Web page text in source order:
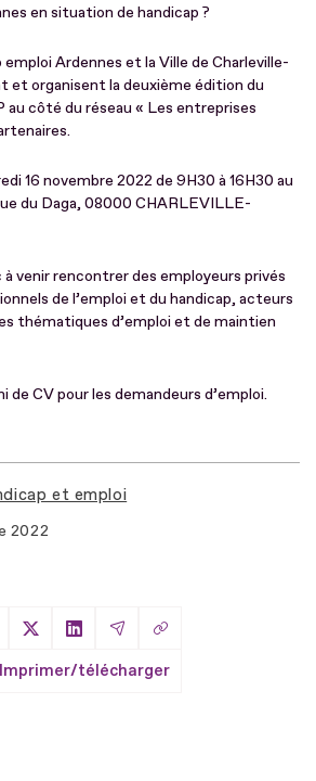
en situation de handicap ?
Ardennes et la Ville de Charleville-
et organisent la deuxième édition du
au côté du réseau « Les entreprises
16 novembre 2022 de 9H30 à 16H30 au
du Daga, 08000 CHARLEVILLE-
venir rencontrer des employeurs privés
de l’emploi et du handicap, acteurs
thématiques d’emploi et de maintien
de CV pour les demandeurs d’emploi.
et emploi
2022
sur Facebook
Partager sur X
Partager sur LinkedIn
Partager par Email
Copier le lien
Imprimer/télécharger